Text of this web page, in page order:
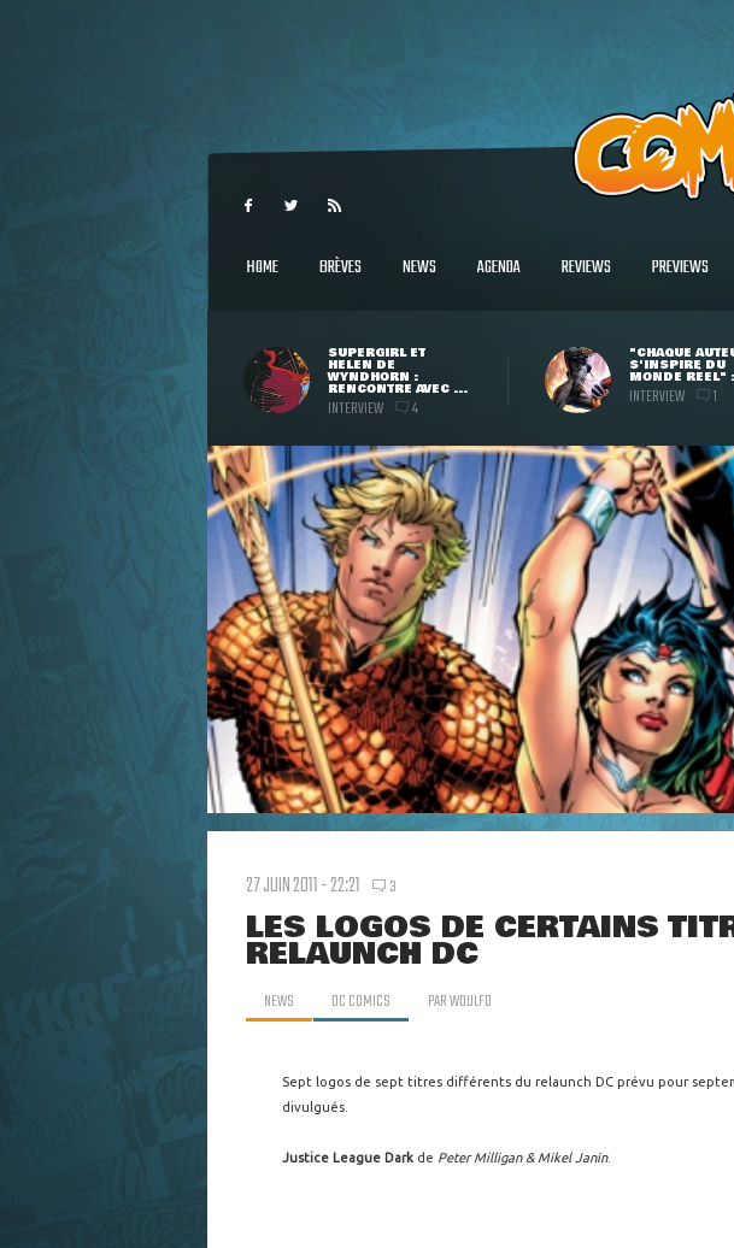
HOME BRÈVES NEWS AGENDA REVIEWS PREVIEWS
SUPERGIRL ET
HELEN DE
WYNDHORN :
RENCONTRE AVEC ...
INTERVIEW 4
"CHAQUE
S'INSPIRE DU
MONDE RÉEL"
INTERVIEW 1
27 JUIN 2011 - 22:21 3
LES LOGOS DE CERTAINS
RELAUNCH DC
NEWS DC COMICS PARWOULFO
Sept logos de sept titres différents du relaunch DC prévu pour
divulgués.
Justice League Dark de Peter Milligan & Mikel Janin.